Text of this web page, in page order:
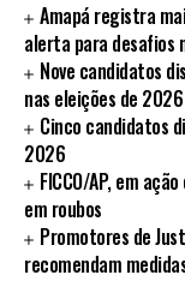
Amapá registra
alerta para desafios
Nove candidatos
nas eleições de 2026
Cinco candidatos
2026
FICCO/AP, em
em roubos
Promotores de
recomendam